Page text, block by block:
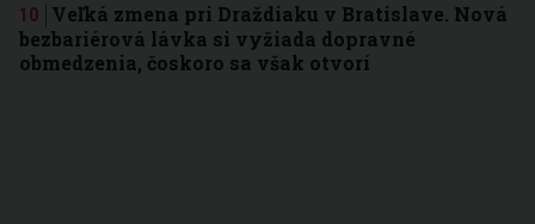
Veľká zmena pri Draždiaku v Bratislave. Nová
bezbariérová lávka si vyžiada dopravné
obmedzenia, čoskoro sa však otvorí